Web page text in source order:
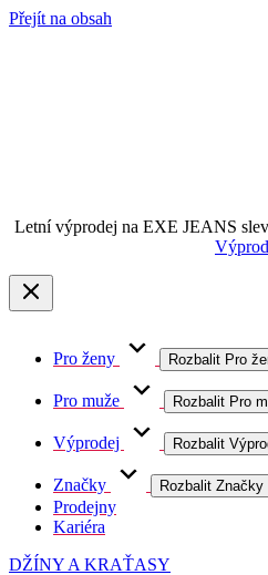
Přejít na obsah
Letní výprodej na EXE JEANS
Pro ženy Rozbalit Pro
Pro muže Rozbalit Pro
Výprodej Rozbalit
Značky Rozbalit Značky
Prodejny
Kariéra
DŽÍNY A KRAŤASY